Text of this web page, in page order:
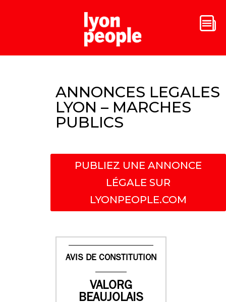
ANNONCES LEGALES
LYON – MARCHES
PUBLICS
PUBLIEZ UNE ANNONCE
LÉGALE SUR
LYONPEOPLE.COM
AVIS DE CONSTITUTION
VALORG
BEAUJOLAIS